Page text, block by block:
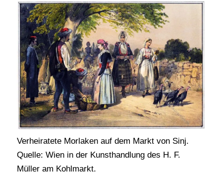
Verheiratete Morlaken auf dem Markt von Sinj.
Quelle: Wien in der Kunsthandlung des H. F.
Müller am Kohlmarkt.